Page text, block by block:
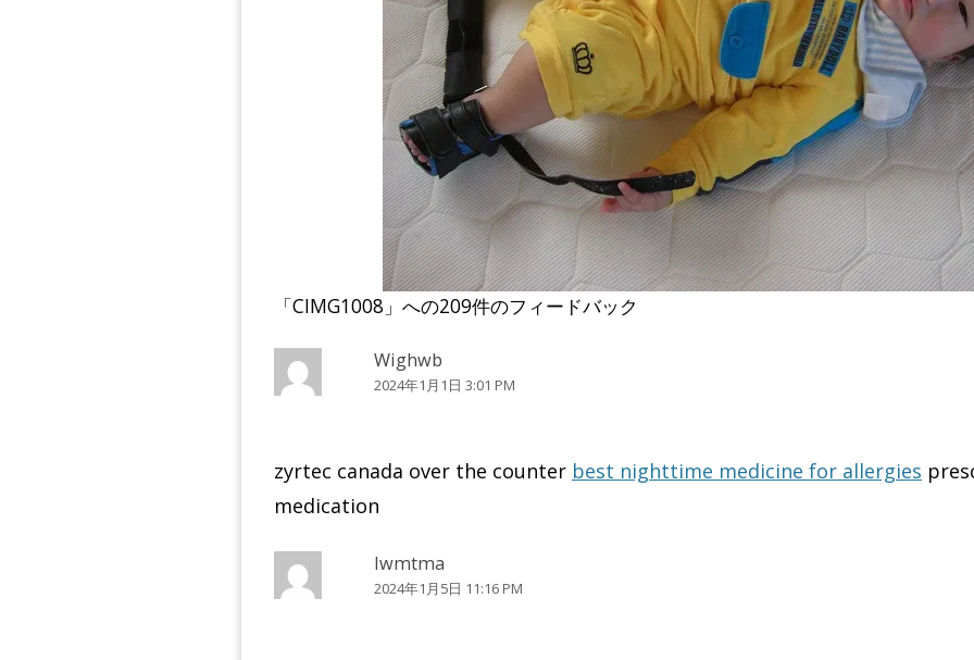
「CIMG1008 」への209件のフィードバック
Wighwb
2024年1月1日 3:01 PM
zyrtec canada over the counter best nighttime medicine for allergies
medication
Iwmtma
2024年1月5日 11:16 PM